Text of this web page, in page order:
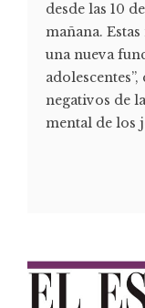
desde las 10
mañana.
una nueva
negativos de
mental de los